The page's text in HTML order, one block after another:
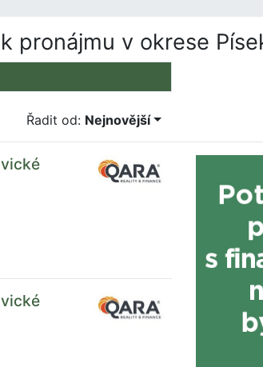
pronájmu v okrese
Řadit od: Nejnovější